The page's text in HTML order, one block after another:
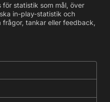
för statistik som mål, över
in-play-statistik och
frågor, tankar eller feedback,